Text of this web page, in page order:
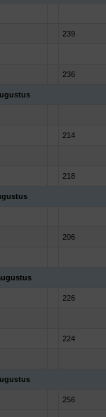
239
236
214
218
206
226
224
256